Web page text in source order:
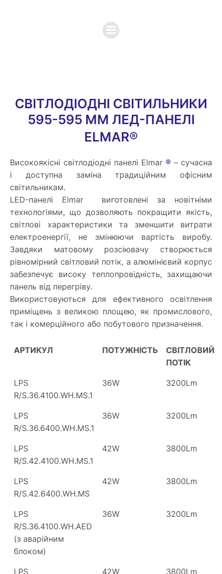
СВІТЛОДІОДНІ СВІТИЛЬНИКИ
595-595 MM ЛЕД-ПАНЕЛІ
ELMAR®
Високоякісні світлодіодні панелі Elmar ® – сучасна
і доступна заміна традиційним офісним
світильникам.
LED-панелі Elmar виготовлені за новітніми
технологіями, що дозволяють покращити якість,
світлові характеристики та зменшити витрати
електроенергії, не змінюючи вартість виробу.
Завдяки матовому розсіювачу створюється
рівномірний світловий потік, а алюмінієвий корпус
забезпечує високу теплопровідність, захищаючи
панель від перегріву.
Використовуються для ефективного освітлення
приміщень з великою площею, як промислового,
так і комерційного або побутового призначення.
АРТИКУЛ ПОТУЖНІСТЬ
СВІТЛОВИЙ
ПОТІК
LPS
R/S.36.4100.WH.MS.1
36W 3200Lm
LPS
R/S.36.6400.WH.MS.1
36W 3200Lm
LPS
R/S.42.4100.WH.MS.1
42W 3800Lm
LPS
R/S.42.6400.WH.MS
42W 3800Lm
LPS
R/S.36.4100.WH.AED
(з аварійним
блоком)
36W 3200Lm
LPS
42W 3800Lm